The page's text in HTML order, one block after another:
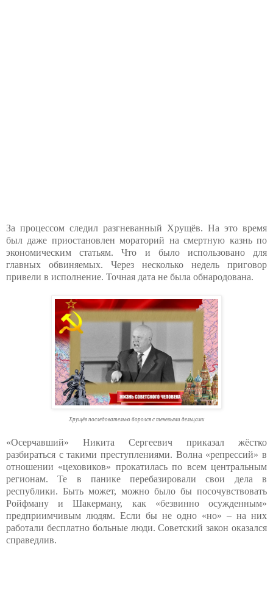
За процессом следил разгневанный Хрущёв. На это время
был даже приостановлен мораторий на смертную казнь по
экономическим статьям. Что и было использовано для
главных обвиняемых. Через несколько недель приговор
привели в исполнение. Точная дата не была обнародована.
Хрущёв последовательно боролся с теневыми дельцами
«Осерчавший» Никита Сергеевич приказал жёстко
разбираться с такими преступлениями. Волна «репрессий» в
отношении «цеховиков» прокатилась по всем центральным
регионам. Те в панике перебазировали свои дела в
республики. Быть может, можно было бы посочувствовать
Ройфману и Шакерману, как «безвинно осужденным»
предприимчивым людям. Если бы не одно «но» – на них
работали бесплатно больные люди. Советский закон оказался
справедлив.